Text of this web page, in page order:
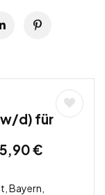
w/d) für
€
Bayern,